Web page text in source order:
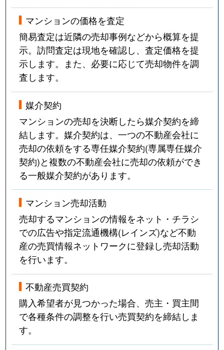
マンションの価格を査定
簡易査定は近隣の売却事例などから概算を提
示。訪問査定は現地を確認し、査定価格を提
示します。また、必要に応じて売却物件を調
査します。
媒介契約
マンションの売却を決断したら媒介契約を締
結します。媒介契約は、一つの不動産会社に
売却の依頼をする専任媒介契約(専属専任媒介
契約)と複数の不動産会社に売却の依頼ができ
る一般媒介契約があります。
マンション売却活動
売却するマンションの情報をネット・チラシ
での広告や指定流通機構(レインズ)など不動
産の売買情報ネットワークに登録し売却活動
を行います。
不動産売買契約
購入希望者が見つかった場合、売主・買主間
で各種条件の調整を行い売買契約を締結しま
す。